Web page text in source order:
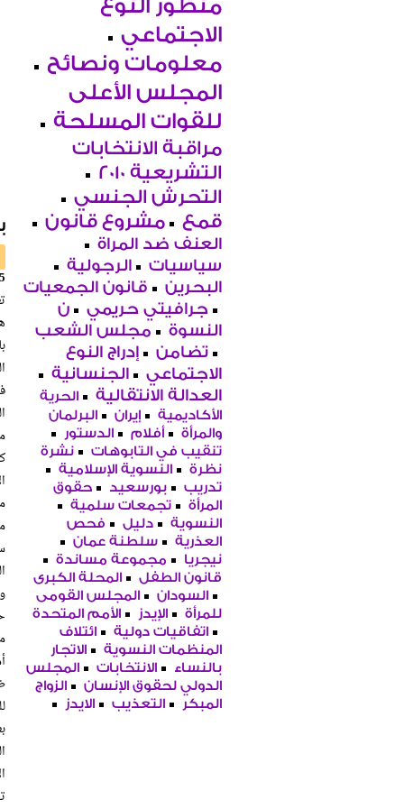
منظور النوع
الاجتماعي
معلومات ونصائح
المجلس الأعلى
للقوات المسلحة
مراقبة الانتخابات
التشريعية 2010
التحرش الجنسي
قمع
مشروع قانون
العنف ضد المراة
سياسيات
الرجولية
البحرين
قانون الجمعيات
جرافيتي حريمي
ن
النسوة
مجلس الشعب
تضامن
إدراج النوع
الاجتماعي
الجنسانية
العدالة الانتقالية
الحرية
الأكاديمية
إيران
البرلمان
والمرأة
أفلام
الدستور
تنقيب في التابوهات
نشرة
نظرة
النسوية الإسلامية
تدريب
بورسعيد
حقوق
المرأة
تجمعات سلمية
النسوية
دليل
فحص
العذرية
سلطنة عمان
نيجريا
مجموعة مساندة
قانون الطفل
المحلة الكبرى
السودان
المجلس القومى
للمرأة
الإيدز
الأمم المتحدة
اتفاقيات دولية
ائتلاف
المنظمات النسوية
الاتجار
بالنساء
الانتخابات
المجلس
الدولي لحقوق الإنسان
الزواج
المبكر
التعذيب الايدز
25منظمة حقوقية: قضية مؤسسة